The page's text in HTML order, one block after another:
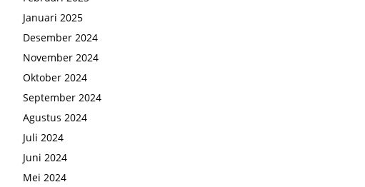
Januari 2025
Desember 2024
November 2024
Oktober 2024
September 2024
Agustus 2024
Juli 2024
Juni 2024
Mei 2024